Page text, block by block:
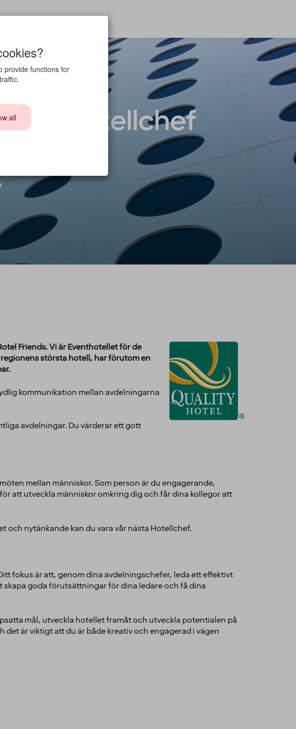
Hotellchef
Friends. Vi är Eventhotellet för de
största hotell, har förutom en
kommunikation mellan avdelningarna
avdelningar. Du värderar ett gott
mellan människor. Som person är du engagerande,
att utveckla människor omkring dig och får dina kollegor att
och nytänkande kan du vara vår nästa Hotellchef.
fokus äratt, genom dina avdelningschefer, leda ett effektivt
skapa goda förutsättningar för dina ledare och få dina
mål, utveckla hotellet framåt och utveckla potentialen på
är viktigt att du är både kreativ och engagerad i vägen
provide functions for
all